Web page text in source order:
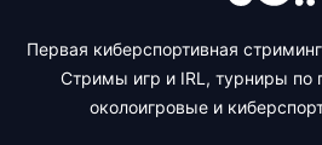
Первая киберспортивная
Стримы игр и IRL, турниры по
околоигровые и